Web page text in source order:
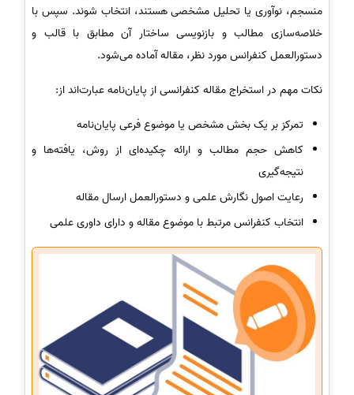
منسجم، نوآوری یا تحلیل مشخصی هستند، انتخاب شوند. سپس با
خلاصه‌سازی مطالب و بازنویسی ساختار آن مطابق با قالب و
دستورالعمل کنفرانس مورد نظر، مقاله آماده می‌شود.
نکات مهم در استخراج مقاله کنفرانسی از پایان‌نامه عبارت‌اند از:
تمرکز بر یک بخش مشخص یا موضوع فرعی پایان‌نامه
کاهش حجم مطالب و ارائه چکیده‌ای از روش، یافته‌ها و
نتیجه‌گیری
رعایت اصول نگارش علمی و دستورالعمل ارسال مقاله
انتخاب کنفرانس مرتبط با موضوع مقاله و دارای داوری علمی